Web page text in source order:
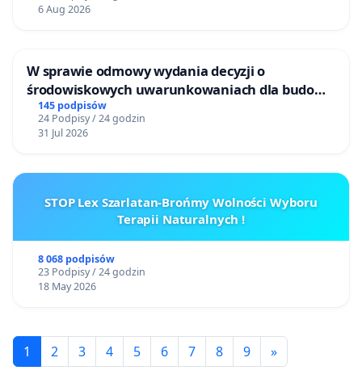
6 Aug 2026
W sprawie odmowy wydania decyzji o
środowiskowych uwarunkowaniach dla budowy
zakładu wytwarzania biometanu „Krynki” w
Ostrowiu Południowym oraz ochrony
mieszkańców i Puszczy Knyszyńskiej
145 podpisów
24 Podpisy / 24 godzin
31 Jul 2026
STOP Lex Szarlatan-Brońmy Wolności Wyboru
Terapii Naturalnych !
8 068 podpisów
23 Podpisy / 24 godzin
18 May 2026
1 2 3 4 5 6 7 8 9 »